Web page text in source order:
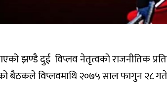
झण्डै दुई विप्लव नेतृत्वको राजनीतिक
बैठकले विप्लवमाथि २०७५ साल फागुन २८